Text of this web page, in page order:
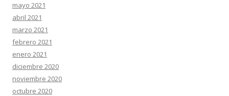
mayo 2021
abril 2021
marzo 2021
febrero 2021
enero 2021
diciembre 2020
noviembre 2020
octubre 2020